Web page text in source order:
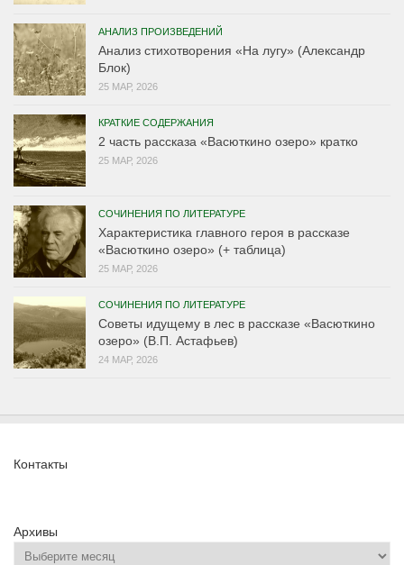
АНАЛИЗ ПРОИЗВЕДЕНИЙ
Анализ стихотворения «На лугу» (Александр
Блок)
25 МАР, 2026
КРАТКИЕ СОДЕРЖАНИЯ
2 часть рассказа «Васюткино озеро» кратко
25 МАР, 2026
СОЧИНЕНИЯ ПО ЛИТЕРАТУРЕ
Характеристика главного героя в рассказе
«Васюткино озеро» (+ таблица)
25 МАР, 2026
СОЧИНЕНИЯ ПО ЛИТЕРАТУРЕ
Советы идущему в лес в рассказе «Васюткино
озеро» (В.П. Астафьев)
24 МАР, 2026
Контакты
Архивы